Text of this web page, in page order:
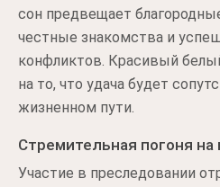
сон предвещает
честные знакомства и
конфликтов. Красивый
на то, что удача будет
жизненном пути.
Стремительная погоня
Участие в преследовании